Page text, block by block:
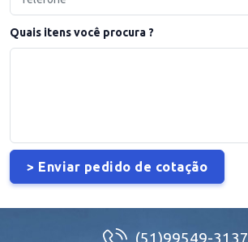
Quais itens você procura ?
(51)99549-3137